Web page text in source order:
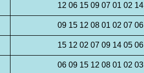
12 06 15 09 07 01 02 14
09 15 12 08 01 02 07 06
15 12 02 07 09 14 05 06
06 09 15 12 08 01 02 03